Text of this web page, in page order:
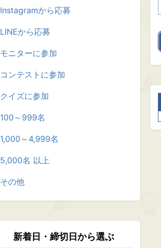
Instagramから応募
LINEから応募
モニターに参加
コンテストに参加
クイズに参加
100～999名
1,000～4,999名
5,000名 以上
その他
新着日・締切日から選ぶ